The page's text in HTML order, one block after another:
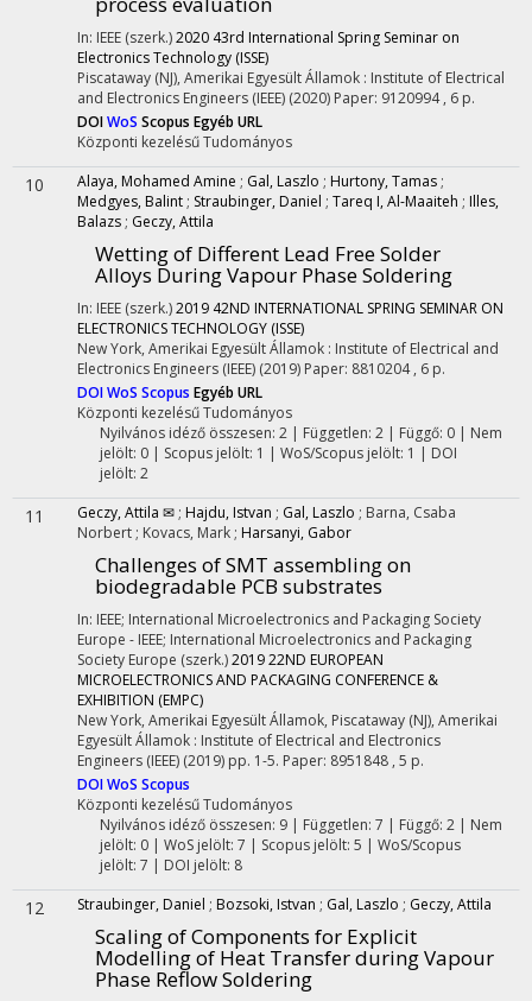
In: IEEE (szerk.)2020 43rd International Spring Seminar on
Electronics Technology (ISSE)
Piscataway (NJ), Amerikai Egyesült Államok : Institute of Electrical
and Electronics Engineers (IEEE) (2020) Paper: 9120994 , 6 p.
DOIWoS Scopus Egyéb URL
Központi kezelésűTudományos
10 Alaya, Mohamed Amine ; Gal, Laszlo ; Hurtony, Tamas ;
Medgyes, Balint ; Straubinger, Daniel ; Tareq I, Al-Maaiteh ; Illes,
Balazs ; Geczy, Attila
Wetting of Different Lead Free Solder
Alloys During Vapour Phase Soldering
In: IEEE (szerk.)2019 42ND INTERNATIONAL SPRING SEMINAR ON
ELECTRONICS TECHNOLOGY (ISSE)
New York, Amerikai Egyesült Államok : Institute of Electrical and
Electronics Engineers (IEEE) (2019) Paper: 8810204 , 6 p.
DOIWoS Scopus Egyéb URL
Központi kezelésűTudományos
Nyilvános idéző összesen: 2| Független: 2 | Függő: 0 | Nem
jelölt: 0 | Scopus jelölt: 1 | WoS/Scopus jelölt: 1 | DOI
jelölt: 2
11 Geczy, Attila ✉ ; Hajdu, Istvan ; Gal, Laszlo ; Barna, Csaba
Norbert ; Kovacs, Mark ; Harsanyi, Gabor
Challenges of SMT assembling on
biodegradable PCB substrates
In: IEEE; International Microelectronics and Packaging Society
Europe - IEEE; International Microelectronics and Packaging
Society Europe (szerk.)2019 22ND EUROPEAN
MICROELECTRONICS AND PACKAGING CONFERENCE &
EXHIBITION (EMPC)
New York, Amerikai Egyesült Államok, Piscataway (NJ), Amerikai
Egyesült Államok : Institute of Electrical and Electronics
Engineers (IEEE) (2019) pp. 1-5. Paper: 8951848 , 5 p.
DOIWoS Scopus
Központi kezelésűTudományos
Nyilvános idéző összesen: 9| Független: 7 | Függő: 2 | Nem
jelölt: 0 | WoS jelölt: 7 | Scopus jelölt: 5 | WoS/Scopus
jelölt: 7 | DOI jelölt: 8
12 Straubinger, Daniel ; Bozsoki, Istvan ; Gal, Laszlo ; Geczy, Attila
Scaling of Components for Explicit
Modelling of Heat Transfer during Vapour
Phase Reflow Soldering